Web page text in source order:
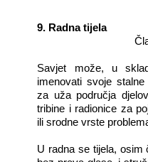
9. Radna tijela
Savjet može, u
imenovati svoje
za uža područja
tribine i radionice za
ili srodne vrste
U radna se tijela, osim